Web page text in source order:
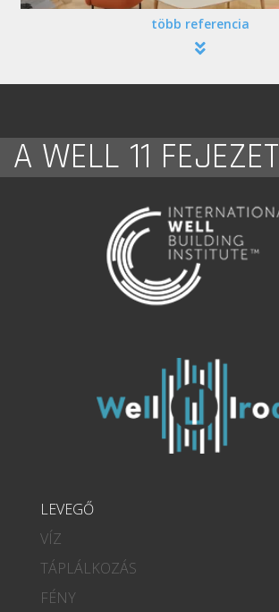
több referencia
A WELL 11
LEVEGŐ
VÍZ
TÁPLÁLKOZÁS
FÉNY